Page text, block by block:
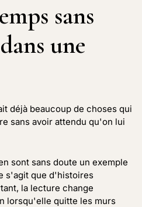
sans
une
déjà beaucoup de choses qui
sans avoir attendu qu'on lui
sont sans doute un exemple
s'agit que d'histoires
la lecture change
lorsqu'elle quitte les murs